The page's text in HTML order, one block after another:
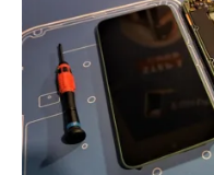
萬組廢棄手機殼造成每
手機回收率已逐年提升
2022年公佈數據），但
收後，各項零件仍可拆
機殼，無法納入環境部
隨著焚燒或掩埋造成土
查：台灣逾七成民眾沒